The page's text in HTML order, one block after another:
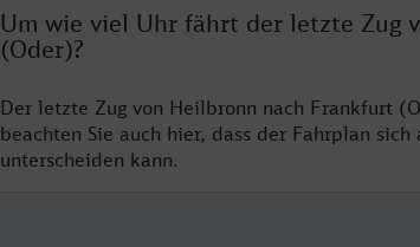
Um wie viel Uhr fährt der letzte Zug
(Oder)?
Der letzte Zug von Heilbronn nach Frankfurt
beachten Sie auch hier, dass der Fahrplan sich
unterscheiden kann.